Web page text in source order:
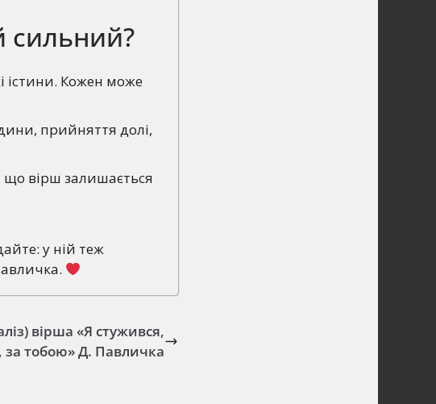
сильний?
істини. Кожен може
прийняття долі,
що вірш залишається
у ній теж
вірша «Я стужився,
за тобою» Д. Павличка